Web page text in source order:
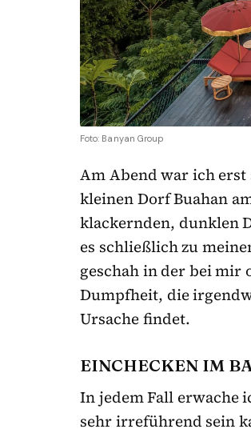
Foto: Banyan Group
Am Abend war ich erst
kleinen Dorf Buahan
klackernden, dunklen
es schließlich zu
geschah in der bei mir
Dumpfheit, die
Ursache findet.
EINCHECKEN IM
In jedem Fall erwache
sehr irreführend sein